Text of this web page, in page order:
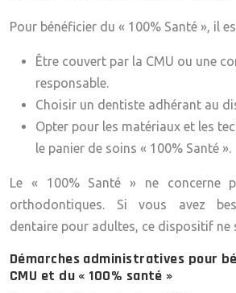
Pour bénéficier du « 100% Santé », il
Être couvert par la CMU ou une
responsable.
Choisir un dentiste adhérant au
Opter pour les matériaux et les
le panier de soins « 100% Santé ».
Le « 100% Santé » ne concerne
orthodontiques. Si vous avez
dentaire pour adultes, ce dispositif ne
Démarches administratives pour
CMU et du « 100% santé »